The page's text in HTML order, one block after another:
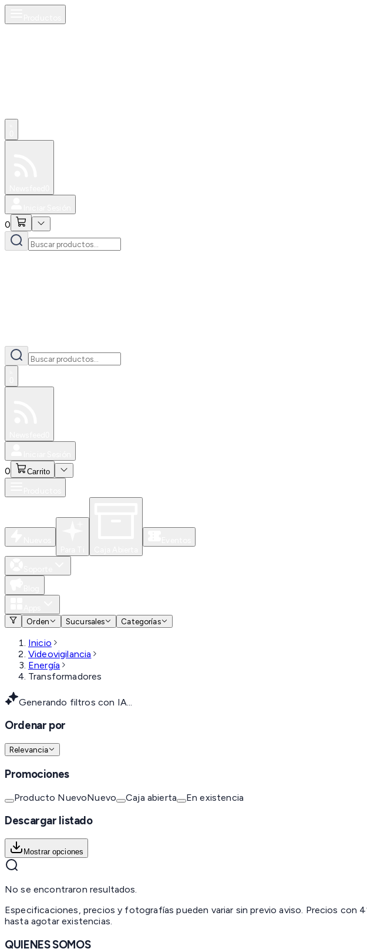
0
0 Carrito
Orden
Sucursales Categorías
Inicio
Videovigilancia
Energía
Transformadores
Generando filtros con IA...
Ordenar por
Relevancia
Promociones
Producto NuevoNuevo Caja abierta En existencia
Descargar listado
Mostrar opciones
No se encontraron resultados.
Especificaciones, precios y fotografías pueden variar sin previo aviso. Precios
hasta agotar existencias.
QUIENES SOMOS